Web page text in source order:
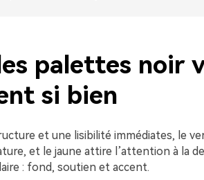
palettes noir
si bien
et une lisibilité immédiates, le
et le jaune attire l’attention à la
: fond, soutien et accent.